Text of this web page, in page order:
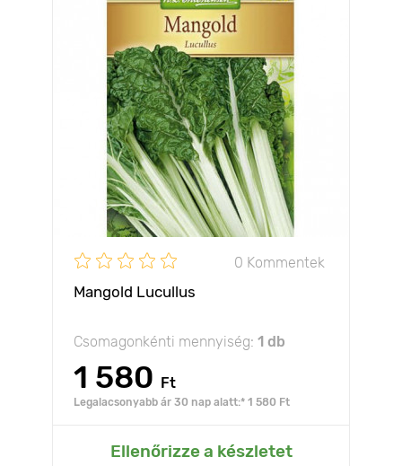
0 Kommentek
Mangold Lucullus
Csomagonkénti mennyiség: 1 db
1 580 Ft
Legalacsonyabb ár 30 nap alatt:* 1 580 Ft
Ellenőrizze a készletet